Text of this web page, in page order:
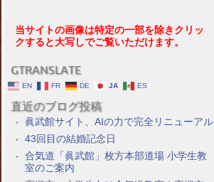
当サイトの画像は特定の一部を除きクリッ
クすると大写しでご覧いただけます。
GTRANSLATE
EN FR DE JA ES
直近のブログ投稿
眞武館サイト、AIの力で完全リニューアル
43回目の結婚記念日
合気道「眞武館」枚方本部道場 小学生教
室のご案内